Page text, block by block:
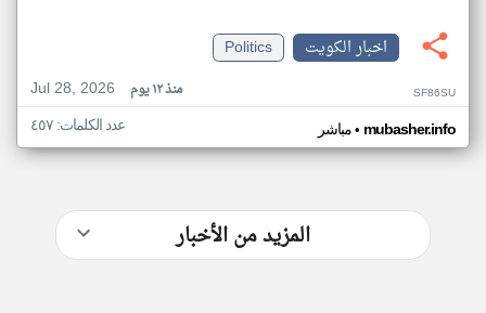
اخبار الكويت
Politics
Jul 28, 2026
منذ ١٢ يوم SF86SU
مباشر• mubasher.info عدد الكلمات: ٤٥٧
المزيد من الأخبار